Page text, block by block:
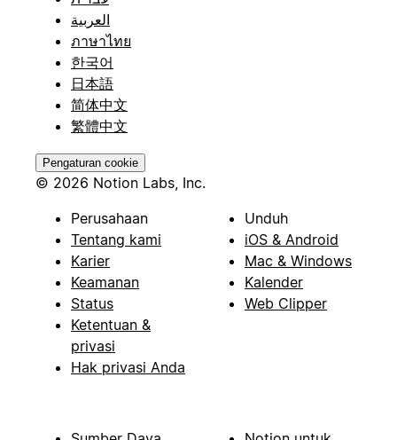
العربية
ภาษาไทย
한국어
日本語
简体中文
繁體中文
Pengaturan cookie
© 2026 Notion Labs, Inc.
Perusahaan
Tentang kami
Karier
Keamanan
Status
Ketentuan &
privasi
Hak privasi Anda
Unduh
iOS & Android
Mac & Windows
Kalender
Web Clipper